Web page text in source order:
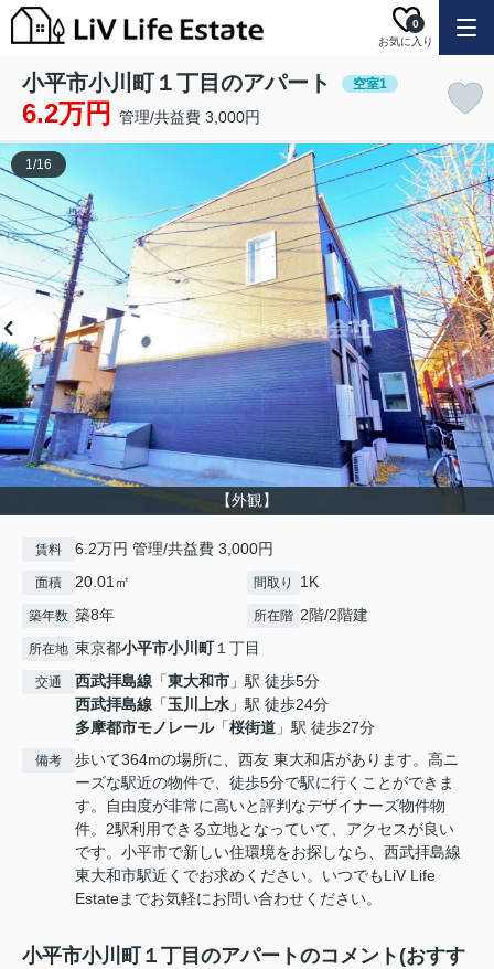
お気に入り
0
小平市小川町１丁目のアパート 空室1
6.2万円 管理/共益費 3,000円
【外観】
1/16
賃料 6.2万円 管理/共益費 3,000円
面積 20.01㎡ 間取り 1K
築年数 築8年 所在階 2階/2階建
所在地 東京都小平市小川町１丁目
交通 西武拝島線 「東大和市 」駅 徒歩5分
西武拝島線 「玉川上水 」駅 徒歩24分
多摩都市モノレール「桜街道 」駅 徒歩27分
備考
歩いて364mの場所に、西友 東大和店があります。高ニ
ーズな駅近の物件で、徒歩5分で駅に行くことができま
す。自由度が非常に高いと評判なデザイナーズ物件物
件。2駅利用できる立地となっていて、アクセスが良い
です。小平市で新しい住環境をお探しなら、西武拝島線
東大和市駅近くでお求めください。いつでもLiV Life
Estateまでお気軽にお問い合わせください。
小平市小川町１丁目のアパートのコメント(おすす